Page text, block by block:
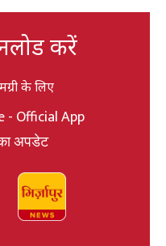
करें
के लिए
- Official App
अपडेट